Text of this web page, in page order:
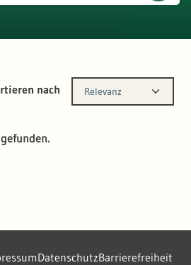
nach Relevanz
DatenschutzBarrierefreiheit